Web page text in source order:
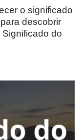
o significado
descobrir
do